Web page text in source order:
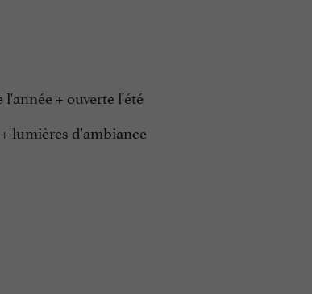
+ ouverte l'été
lumières d'ambiance